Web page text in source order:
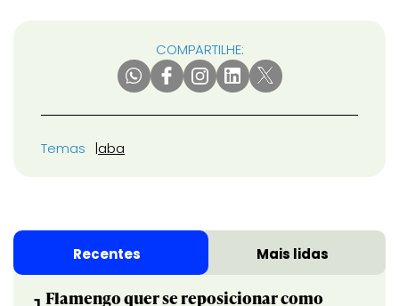
COMPARTILHE:
Temas aba
Recentes Mais lidas
Flamengo quer se reposicionar como